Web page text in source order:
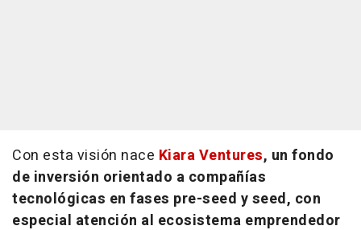
Con esta visión nace Kiara Ventures, un fondo
de inversión orientado a compañías
tecnológicas en fases pre-seed yseed, con
especial atención al ecosistema emprendedor